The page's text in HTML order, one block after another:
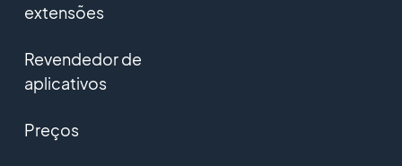
extensões
Revendedor de
aplicativos
Preços